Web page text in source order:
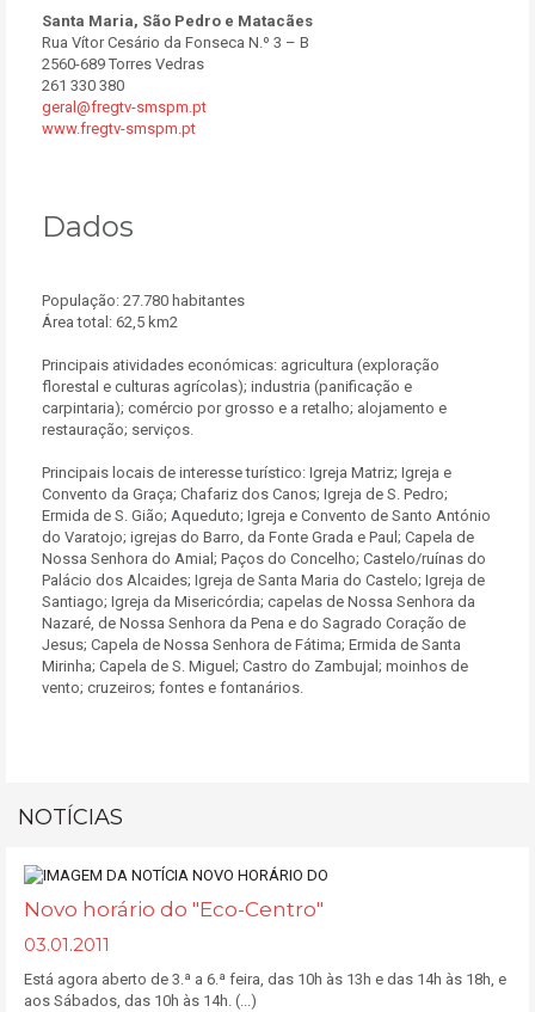
Santa Maria, São Pedro e Matacães
Rua Vítor Cesário da Fonseca N.º 3 – B
2560-689 Torres Vedras
261 330 380
geral@fregtv-smspm.pt
www.fregtv-smspm.pt
Dados
População: 27.780 habitantes
Área total: 62,5 km2
Principais atividades económicas: agricultura (exploração
florestal e culturas agrícolas); industria (panificação e
carpintaria); comércio por grosso e a retalho; alojamento e
restauração; serviços.
Principais locais de interesse turístico: Igreja Matriz; Igreja e
Convento da Graça; Chafariz dos Canos; Igreja de S. Pedro;
Ermida de S. Gião; Aqueduto; Igreja e Convento de Santo António
do Varatojo; igrejas do Barro, da Fonte Grada e Paul; Capela de
Nossa Senhora do Amial; Paços do Concelho; Castelo/ruínas do
Palácio dos Alcaides; Igreja de Santa Maria do Castelo; Igreja de
Santiago; Igreja da Misericórdia; capelas de Nossa Senhora da
Nazaré, de Nossa Senhora da Pena e do Sagrado Coração de
Jesus; Capela de Nossa Senhora de Fátima; Ermida de Santa
Mirinha; Capela de S. Miguel; Castro do Zambujal; moinhos de
vento; cruzeiros; fontes e fontanários.
NOTÍCIAS
Novo horário do "Eco-Centro"
03.01.2011
Está agora aberto de 3.ª a 6.ª feira, das 10h às 13h e das 14h às 18h, e
aos Sábados, das 10h às 14h. (...)